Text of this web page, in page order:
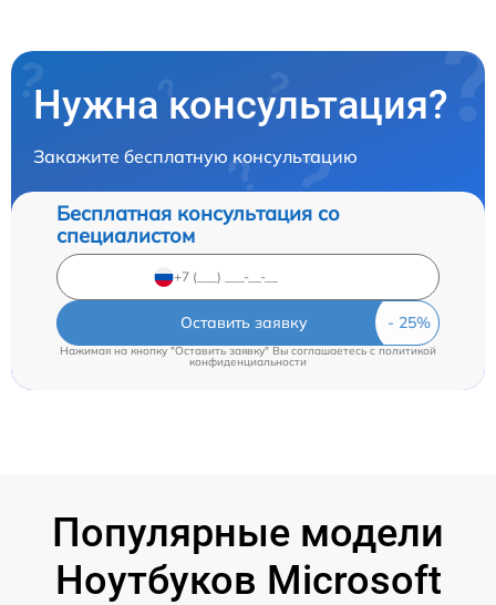
Нужна консультация?
Закажите бесплатную консультацию
Бесплатная консультация со
специалистом
Оставить заявку
Нажимая на кнопку "Оставить заявку" Вы соглашаетесь cполитикой
конфиденциальности
Популярные модели
Ноутбуков Microsoft